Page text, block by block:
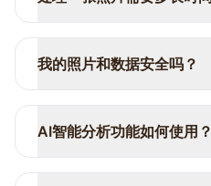
我的照片和数据安全吗？
AI智能分析功能如何使用？